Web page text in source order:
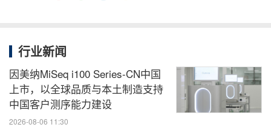
行业新闻
因美纳MiSeq i100 Series-CN中国
上市，以全球品质与本土制造支持
中国客户测序能力建设
2026-08-06 11:30